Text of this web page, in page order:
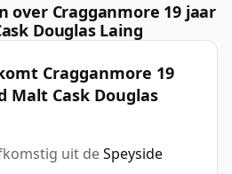
over Cragganmore 19 jaar
Douglas Laing
Cragganmore 19
Malt Cask Douglas
uit deSpeyside